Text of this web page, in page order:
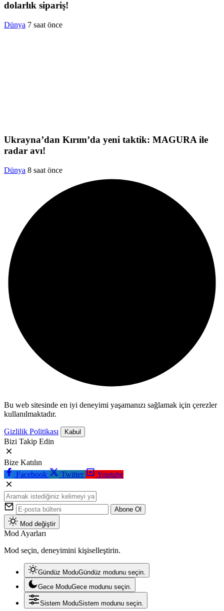
dolarlık sipariş!
Dünya 7 saat önce
Ukrayna’dan Kırım’da yeni taktik: MAGURA ile
radar avı!
Dünya 8 saat önce
Bu web sitesinde en iyi deneyimi yaşamanızı sağlamak için çerezler
kullanılmaktadır.
Gizlilik Politikası Kabul
Bizi Takip Edin
Bize Katılın
Facebook
Twitter Youtube
Abone Ol
Mod değiştir
Mod Ayarları
Mod seçin, deneyimini kişiselleştirin.
Gündüz ModuGündüz modunu seçin.
Gece ModuGece modunu seçin.
Sistem ModuSistem modunu seçin.